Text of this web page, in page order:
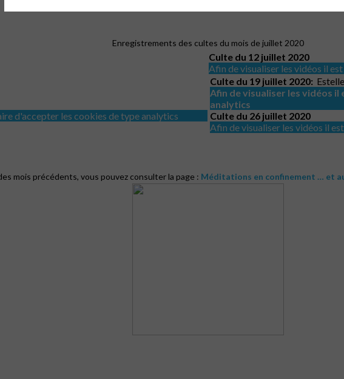
Enregistrements des cultes du mois de juillet 2020
d'accepter les cookies de type analytics
Culte du 12 juillet 2020
Afin de visualiser les vidéos il
Culte du 19 juillet 2020:
Afin de visualiser les vidéos
analytics
Culte du 26 juillet 2020
Afin de visualiser les vidéos il
mois précédents, vous pouvez consulter la page : Méditations en confinement … et